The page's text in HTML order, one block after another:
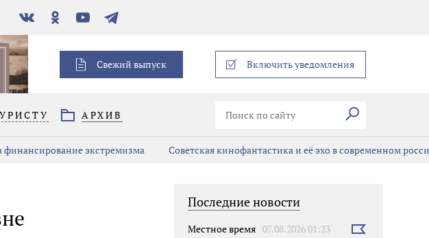
В
контакте
Одноклассники
YouTubeТелеграм
Свежий выпуск Включить уведомления
АРХИВ Искать
финансирование экстремизма Советская кинофантастика и её эхо в современном
Последние новости
Местное время 07.08.2026 01:23
Выбрать